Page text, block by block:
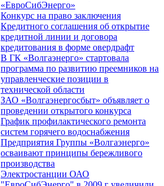
«ЕвроСибЭнерго»
Конкурс на право заключения
Кредитного соглашения об открытие
кредитной линии и договора
кредитования в форме овердрафт
В ГК «Волгаэнерго» стартовала
программа по развитию преемников на
управленческие позиции в
технической области
ЗАО «Волгаэнергосбыт» объявляет о
проведении открытого конкурса
График профилактического ремонта
систем горячего водоснабжения
Предприятия Группы «Волгаэнерго»
осваивают принципы бережливого
производства
Электростанции ОАО